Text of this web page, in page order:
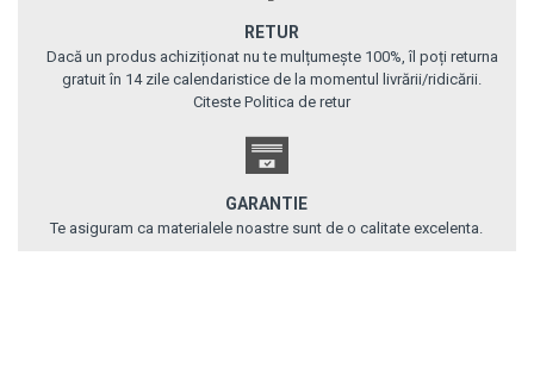
RETUR
Dacă un produs achiziționat nu te mulțumește 100%, îl poți returna
gratuit în 14 zile calendaristice de la momentul livrării/ridicării.
Citeste Politica de retur
GARANTIE
Te asiguram ca materialele noastre sunt de o calitate excelenta.